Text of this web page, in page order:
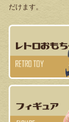
だけます。